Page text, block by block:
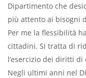
Dipartimento che
più attento ai bisogni
Per me la flessibilità
cittadini. Si tratta di
l’esercizio dei diritti di
Negli ultimi anni nel